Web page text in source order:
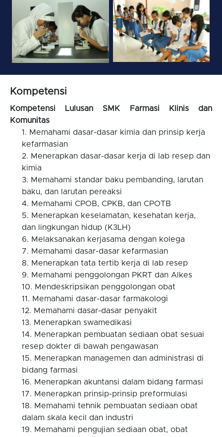
Kompetensi
Kompetensi Lulusan SMK Farmasi Klinis dan
Komunitas
Memahami dasar-dasar kimia dan prinsip kerja
kefarmasian
Menerapkan dasar-dasar kerja di lab resep dan
kimia
Memahami standar baku pembanding, larutan
baku, dan larutan pereaksi
Memahami CPOB, CPKB, dan CPOTB
Menerapkan keselamatan, kesehatan kerja,
dan lingkungan hidup (K3LH)
Melaksanakan kerjasama dengan kolega
Memahami dasar-dasar kefarmasian
Menerapkan tata tertib kerja di lab resep
Memahami penggolongan PKRT dan Alkes
Mendeskripsikan penggolongan obat
Memahami dasar-dasar farmakologi
Memahami dasar-dasar penyakit
Menerapkan swamedikasi
Menerapkan pembuatan sediaan obat sesuai
resep dokter di bawah pengawasan
Menerapkan managemen dan administrasi di
bidang farmasi
Menerapkan akuntansi dalam bidang farmasi
Menerapkan prinsip-prinsip preformulasi
Memahami tehnik pembuatan sediaan obat
dalam skala kecil dan industri
Memahami pengujian sediaan obat, obat